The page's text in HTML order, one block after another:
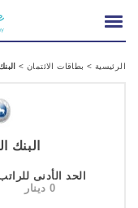
الرئيسية > بطاقات الائتمان >
البنك
الحد الأدنى
0 دينار